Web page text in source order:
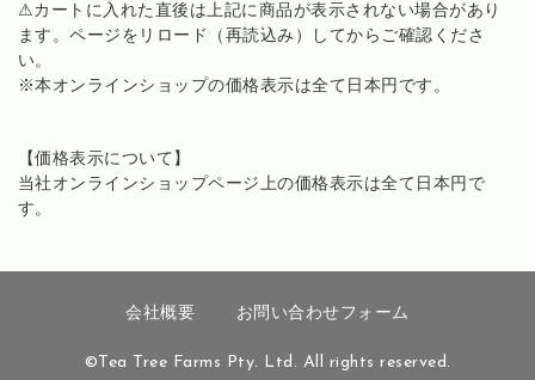
⚠カートに入れた直後は上記に商品が表示されない場合があり
ます。ページをリロード（再読込み）してからご確認くださ
い。
※本オンラインショップの価格表示は全て日本円です。
【価格表示について】
当社オンラインショップページ上の価格表示は全て日本円で
す。
会社概要 お問い合わせフォーム
©Tea Tree Farms Pty. Ltd. All rights reserved.